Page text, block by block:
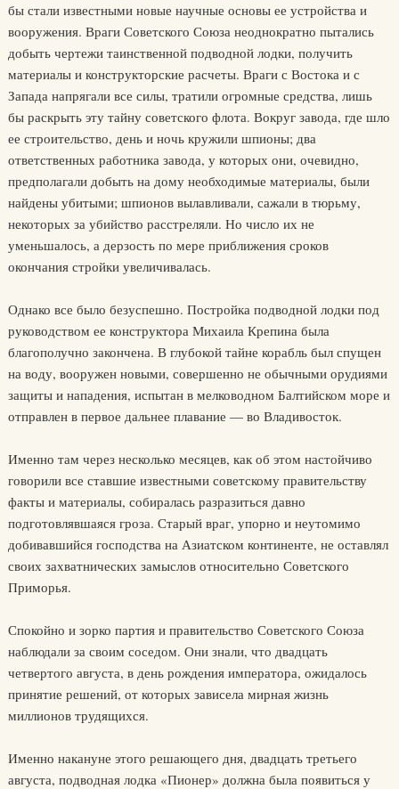
бы стали известными новые научные основы ее устройства и
вооружения. Враги Советского Союза неоднократно пытались
добыть чертежи таинственной подводной лодки, получить
материалы и конструкторские расчеты. Враги с Востока и с
Запада напрягали все силы, тратили огромные средства, лишь
бы раскрыть эту тайну советского флота. Вокруг завода, где шло
ее строительство, день и ночь кружили шпионы; два
ответственных работника завода, у которых они, очевидно,
предполагали добыть на дому необходимые материалы, были
найдены убитыми; шпионов вылавливали, сажали в тюрьму,
некоторых за убийство расстреляли. Но число их не
уменьшалось, а дерзость по мере приближения сроков
окончания стройки увеличивалась.
Однако все было безуспешно. Постройка подводной лодки под
руководством ее конструктора Михаила Крепина была
благополучно закончена. В глубокой тайне корабль был спущен
на воду, вооружен новыми, совершенно не обычными орудиями
защиты и нападения, испытан в мелководном Балтийском море и
отправлен в первое дальнее плавание — во Владивосток.
Именно там через несколько месяцев, как об этом настойчиво
говорили все ставшие известными советскому правительству
факты и материалы, собиралась разразиться давно
подготовлявшаяся гроза. Старый враг, упорно и неутомимо
добивавшийся господства на Азиатском континенте, не оставлял
своих захватнических замыслов относительно Советского
Приморья.
Спокойно и зорко партия и правительство Советского Союза
наблюдали за своим соседом. Они знали, что двадцать
четвертого августа, в день рождения императора, ожидалось
принятие решений, от которых зависела мирная жизнь
миллионов трудящихся.
Именно накануне этого решающего дня, двадцать третьего
августа, подводная лодка «Пионер» должна была появиться у